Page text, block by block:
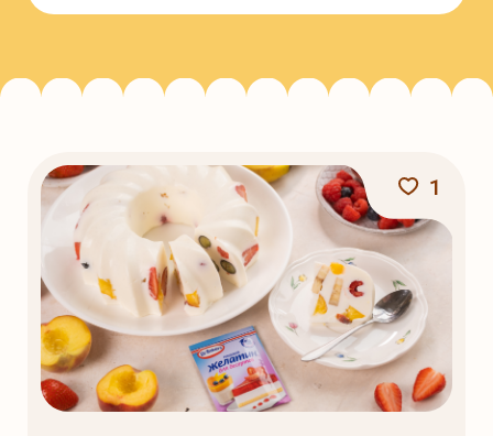
Где купить?
FAQ
1